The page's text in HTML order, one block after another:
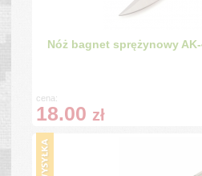
Nóż bagnet sprężynowy
cena:
18.00 zł